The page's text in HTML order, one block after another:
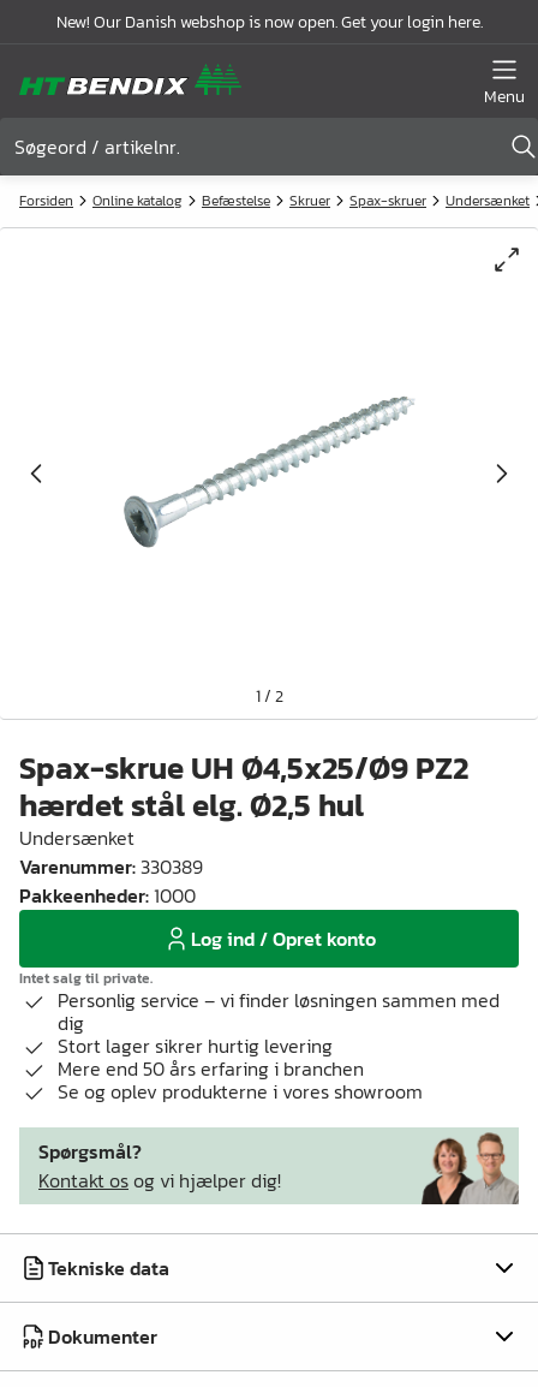
New! Our Danish webshop is now open. Get your login here.
Menu
Forsiden Online katalog Befæstelse Skruer Spax-skruer Undersænket
1/2
Spax-skrue UH Ø4,5x25/Ø9 PZ2
hærdet stål elg. Ø2,5 hul
Undersænket
Varenummer:330389
Pakkeenheder:1000
Log ind / Opret konto
Intet salg til private.
Personlig service – vi finder løsningen sammen med
dig
Stort lager sikrer hurtig levering
Mere end 50 års erfaring i branchen
Se og oplev produkterne i vores showroom
Spørgsmål?
Kontakt osog vi hjælper dig!
Tekniske data
Dokumenter